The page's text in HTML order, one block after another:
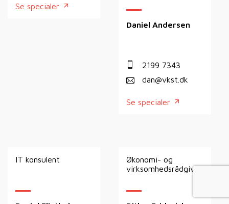
Se specialer
Daniel Andersen
2199 7343
dan@vkst.dk
Se specialer
IT konsulent
Økonomi- og
virksomhedsrådgiver